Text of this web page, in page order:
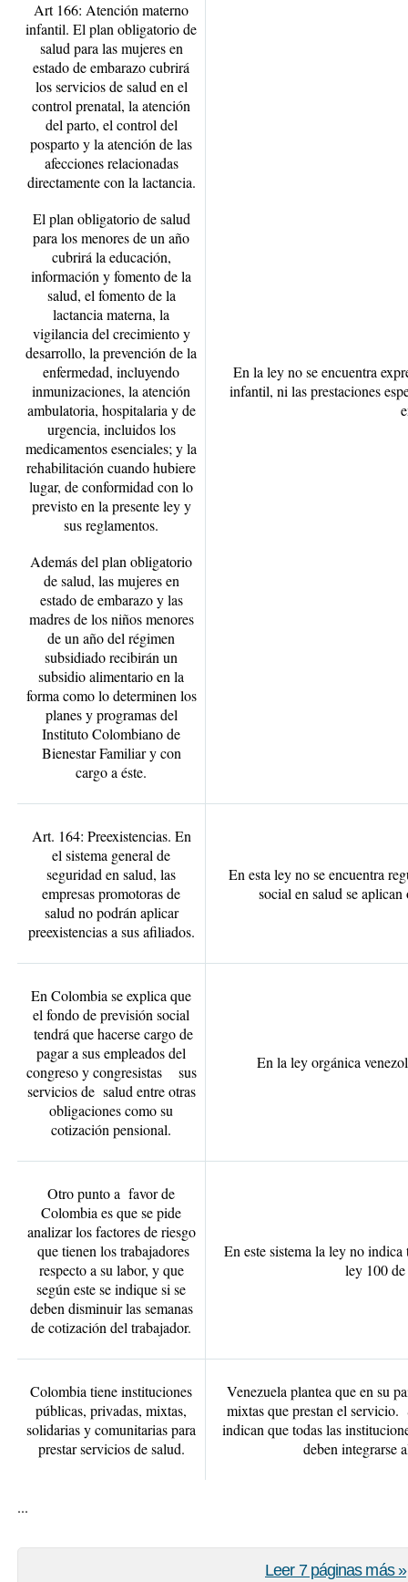
Art 166: Atención materno
infantil. El plan obligatorio de
salud para las mujeres en
estado de embarazo cubrirá
los servicios de salud en el
control prenatal, la atención
del parto, el control del
posparto y la atención de las
afecciones relacionadas
directamente con la lactancia.
El plan obligatorio de salud
para los menores de un año
cubrirá la educación,
información y fomento de la
salud, el fomento de la
lactancia materna, la
vigilancia del crecimiento y
desarrollo, la prevención de la
enfermedad, incluyendo
inmunizaciones, la atención
ambulatoria, hospitalaria y de
urgencia, incluidos los
medicamentos esenciales; y la
rehabilitación cuando hubiere
lugar, de conformidad con lo
previsto en la presente ley y
sus reglamentos.
Además del plan obligatorio
de salud, las mujeres en
estado de embarazo y las
madres de los niños menores
de un año del régimen
subsidiado recibirán un
subsidio alimentario en la
forma como lo determinen los
planes y programas del
Instituto Colombiano de
Bienestar Familiar y con
cargo a éste.
En la ley no se encuentra
infantil, ni las prestaciones
Art. 164: Preexistencias. En
el sistema general de
seguridad en salud, las
empresas promotoras de
salud no podrán aplicar
preexistencias a sus afiliados.
En esta ley no se encuentra
social en salud se
En Colombia se explica que
el fondo de previsión social
tendrá que hacerse cargo de
pagar a sus empleados del
congreso y congresistas sus
servicios de salud entre otras
obligaciones como su
cotización pensional.
En la ley orgánica
Otro punto a favor de
Colombia es que se pide
analizar los factores de riesgo
que tienen los trabajadores
respecto a su labor, y que
según este se indique si se
deben disminuir las semanas
de cotización del trabajador.
En este sistema la ley no indica
ley 100
Colombia tiene instituciones
públicas, privadas, mixtas,
solidarias y comunitarias para
prestar servicios de salud.
Venezuela plantea que en su
mixtas que prestan el
indican que todas las
deben integrarse
...
Leer 7 páginas más »